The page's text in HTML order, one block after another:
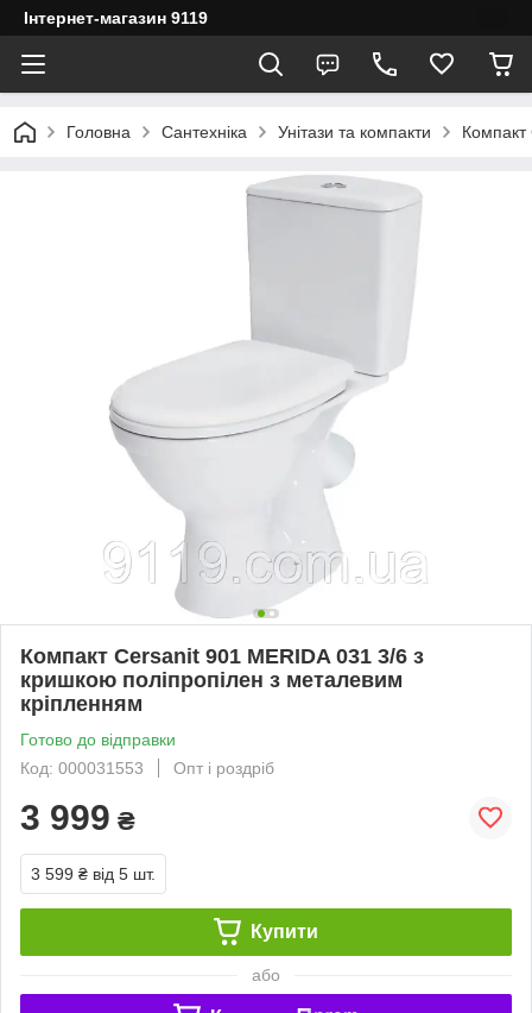
Інтернет-магазин 9119
Головна Сантехніка Унітази та компакти Компакт
Компакт Cersanit 901 MERIDA 031 3/6 з
кришкою поліпропілен з металевим
кріпленням
Готово до відправки
Код: 000031553
Опт і роздріб
3 999 ₴
3 599 ₴ від 5 шт.
Купити
або